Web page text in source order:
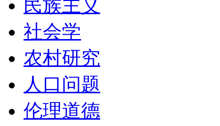
民族主义
社会学
农村研究
人口问题
伦理道德